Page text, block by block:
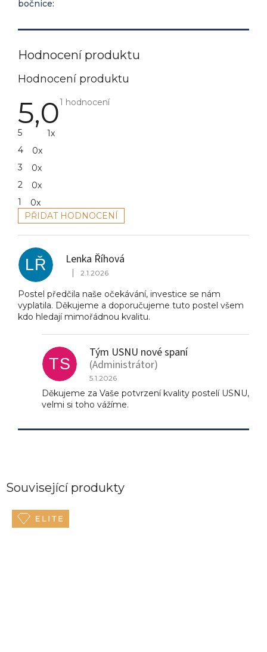
Související produkty
bočnice:
Hodnocení produktu
5,0Průměrné
1 hodnocení
5
1x
4
0x
3
0x
2
0x
1
0x
PŘIDAT HODNOCENÍ
ý
p
i
s
o
d
n
LŘ Lenka Říhová
Hodnocení produktu je 5 z 5 hvězdiček.
| 2.1.2026
Postel předčila naše očekávání, investice se nám
vyplatila. Děkujeme a doporučujeme tuto postel všem
kdo hledají mimořádnou kvalitu.
TS
Tým USNU nové spaní
(Administrátor)
5.1.2026
Děkujeme za Vaše potvrzení kvality postelí USNU,
velmi si toho vážíme.